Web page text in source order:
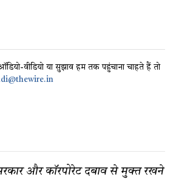
वीडियो या सुझाव हम तक पहुंचाना चाहते हैं तो
सरकार और कॉरपोरेट दबाव से मुक्त रखने